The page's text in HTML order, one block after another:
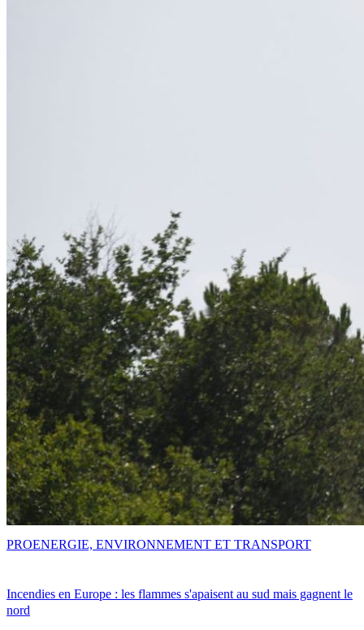
Incendies en Europe : les flammes s'apaisent au sud mais gagnent le
nord
PROENERGIE, ENVIRONNEMENT ET TRANSPORT